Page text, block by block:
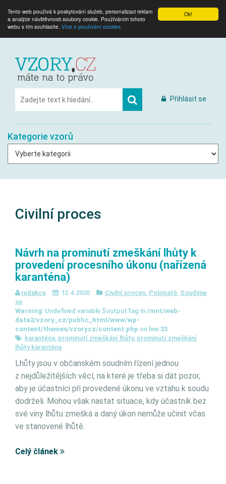
Ok!
Tento web používá k poskytování služeb, personalizaci reklam
a analýze návštěvnosti soubory cookie. Používáním tohoto
webu s tím souhlasíte. Více o používání cookies.
Přihlásit se
Kategorie vzorů
Civilní proces
Návrh na prominutí zmeškání lhůty k
provedení procesního úkonu (nařízená
karanténa)
redakce 12.4.2020 Civilní proces, Polopatě, Soudime
se
Warning: Undefined variable $outputTag in /mnt/web-
data2/vzory_cz/public_html/www/wp-
content/themes/vzorycz/content.php on line 33
karanténa, prominutí zmeškání lhůty, prominutí zmeškání
lhůty karanténa
Lhůty jsou v občanském soudním řízení jednou
z nejdůležitějších věcí, na které je třeba si dát pozor,
aby je účastníci při provedené úkonu ve vztahu k soudu
dodrželi. Mohou však nastat situace, kdy účastník bez
své viny lhůtu zmešká a daný úkon nemůže učinit včas
ve stanovené lhůtě.
Celý článek